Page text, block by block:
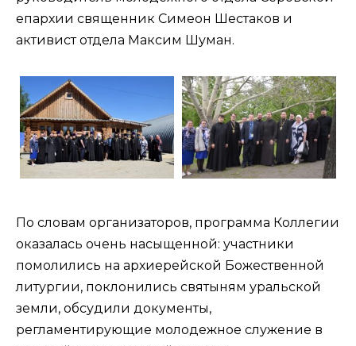
епархии священник Симеон Шестаков и
активист отдела Максим Шуман.
По словам организаторов, программа Коллегии
оказалась очень насыщенной: участники
помолились на архиерейской Божественной
литургии, поклонились святыням уральской
земли, обсудили документы,
регламентирующие молодежное служение в